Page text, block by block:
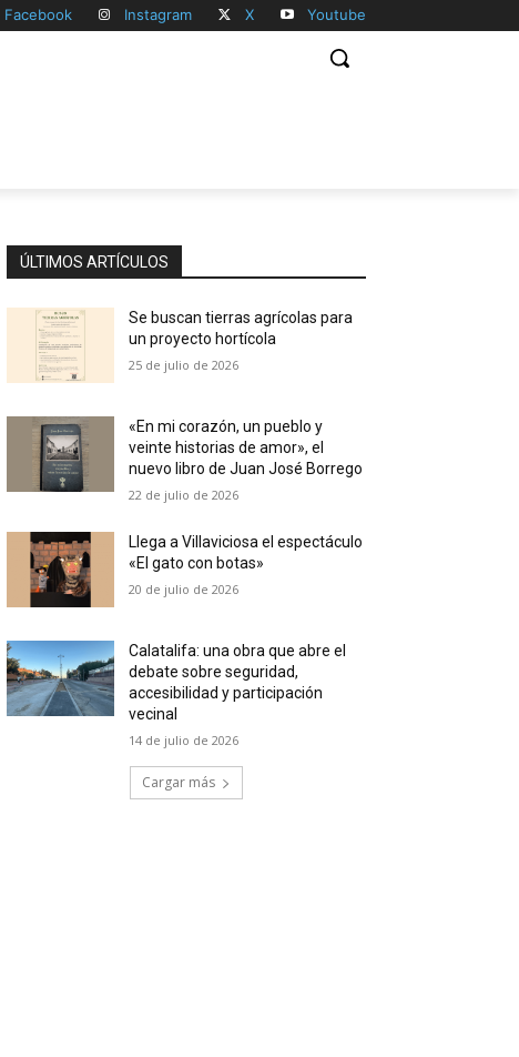
Facebook Instagram X Youtube
ÚLTIMOS ARTÍCULOS
Se buscan tierras agrícolas para
un proyecto hortícola
25 de julio de 2026
«En mi corazón, un pueblo y
veinte historias de amor», el
nuevo libro de Juan José Borrego
22 de julio de 2026
Llega a Villaviciosa el espectáculo
«El gato con botas»
20 de julio de 2026
Calatalifa: una obra que abre el
debate sobre seguridad,
accesibilidad y participación
vecinal
14 de julio de 2026
Cargar más